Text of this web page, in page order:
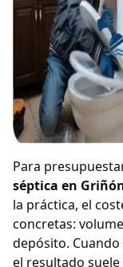
Para
séptica en
la práctica, el
concretas:
depósito.
el resultado